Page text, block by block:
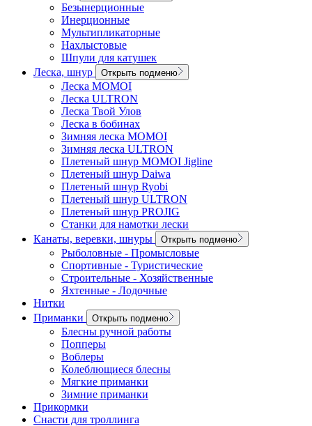
Безынерционные
Инерционные
Мультипликаторные
Нахлыстовые
Шпули для катушек
Леска, шнур
Открыть подменю
Леска MOMOI
Леска ULTRON
Леска Твой Улов
Леска в бобинах
Зимняя леска MOMOI
Зимняя леска ULTRON
Плетеный шнур MOMOI Jigline
Плетеный шнур Daiwa
Плетеный шнур Ryobi
Плетеный шнур ULTRON
Плетеный шнур PROJIG
Станки для намотки лески
Канаты, веревки, шнуры
Открыть подменю
Рыболовные - Промысловые
Спортивные - Туристические
Строительные - Хозяйственные
Яхтенные - Лодочные
Нитки
Приманки
Открыть подменю
Блесны ручной работы
Попперы
Воблеры
Колеблющиеся блесны
Мягкие приманки
Зимние приманки
Прикормки
Снасти для троллинга